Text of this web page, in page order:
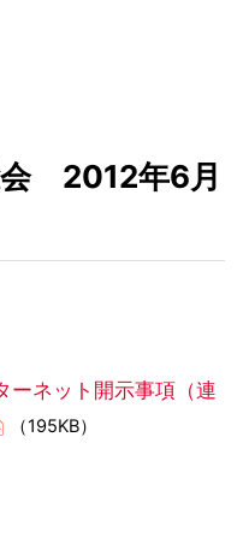
2012年6月
ーネット開示事項（連
（195KB）